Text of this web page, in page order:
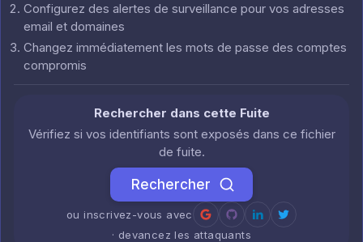
Configurez des alertes de surveillance pour vos adresses
email et domaines
Changez immédiatement les mots de passe des comptes
compromis
Rechercher dans cette Fuite
Vérifiez si vos identifiants sont exposés dans ce fichier
de fuite.
Rechercher
ou inscrivez-vous avec
· devancez les attaquants